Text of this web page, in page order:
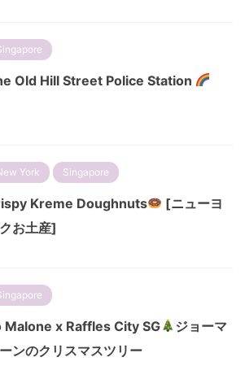
Old Hill Street Police Station
York Singapore
Kreme Doughnuts
[ニューヨ
お土産]
Malone x Raffles City SG
ジョーマ
ンのクリスマスツリー